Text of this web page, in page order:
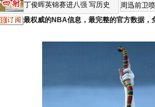
丁俊晖英锦赛进八强 写历史
周迅前卫
最权威的NBA信息，最完整的官方数据，